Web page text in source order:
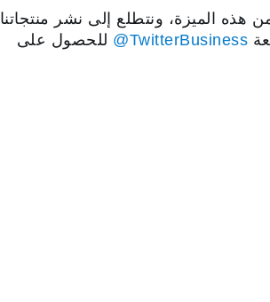
هذه الميزة، ونتطلع إلى نشر منتجاتنا
‎@TwitterBusiness للحصول على